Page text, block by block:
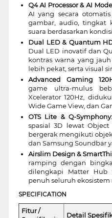
Q4 AI Processor & AI
AI yang secara
gambar, audio, tingkat
suara berdasarkan
Dual LED & Quantum
Dual LED inovatif dan
kontras warna yang
lebih pekat, serta visual
Advanced Gaming
game ultra-mulus
Xcelerator 120Hz,
Wide Game View, dan
OTS Lite & Q-Symphony:
spasial 3D lewat
bergerak mengikuti
dan Samsung Soundbar
Airslim Design &
ramping dengan
dilengkapi Matter Hub
penuh seluruh ekosistem
SPECIFICATION
Fitur /
Detail